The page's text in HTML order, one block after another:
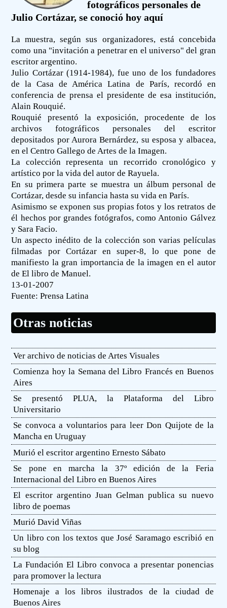
fotográficos personales de
Julio Cortázar, se conoció hoy aquí
La muestra, según sus organizadores, está concebida
como una "invitación a penetrar en el universo" del gran
escritor argentino.
Julio Cortázar (1914-1984), fue uno de los fundadores
de la Casa de América Latina de París, recordó en
conferencia de prensa el presidente de esa institución,
Alain Rouquié.
Rouquié presentó la exposición, procedente de los
archivos fotográficos personales del escritor
depositados por Aurora Bernárdez, su esposa y albacea,
en el Centro Gallego de Artes de la Imagen.
La colección representa un recorrido cronológico y
artístico por la vida del autor de Rayuela.
En su primera parte se muestra un álbum personal de
Cortázar, desde su infancia hasta su vida en París.
Asimismo se exponen sus propias fotos y los retratos de
él hechos por grandes fotógrafos, como Antonio Gálvez
y Sara Facio.
Un aspecto inédito de la colección son varias películas
filmadas por Cortázar en super-8, lo que pone de
manifiesto la gran importancia de la imagen en el autor
de El libro de Manuel.
13-01-2007
Fuente:Prensa Latina
Otras noticias
Ver archivo de noticias de Artes Visuales
Comienza hoy la Semana del Libro Francés en Buenos
Aires
Se presentó PLUA, la Plataforma del Libro
Universitario
Se convoca a voluntarios para leer Don Quijote de la
Mancha en Uruguay
Murió el escritor argentino Ernesto Sábato
Se pone en marcha la 37º edición de la Feria
Internacional del Libro en Buenos Aires
El escritor argentino Juan Gelman publica su nuevo
libro de poemas
Murió David Viñas
Un libro con los textos que José Saramago escribió en
su blog
La Fundación El Libro convoca a presentar ponencias
para promover la lectura
Homenaje a los libros ilustrados de la ciudad de
Buenos Aires